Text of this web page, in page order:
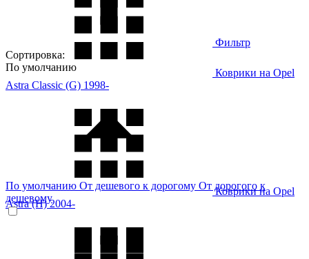
Коврики на Opel
Astra Classic (G) 1998-
Коврики на Opel
Astra (H) 2004-
Фильтр
Сортировка:
По умолчанию
По умолчанию От дешевого к дорогому От дорогого к
дешевому